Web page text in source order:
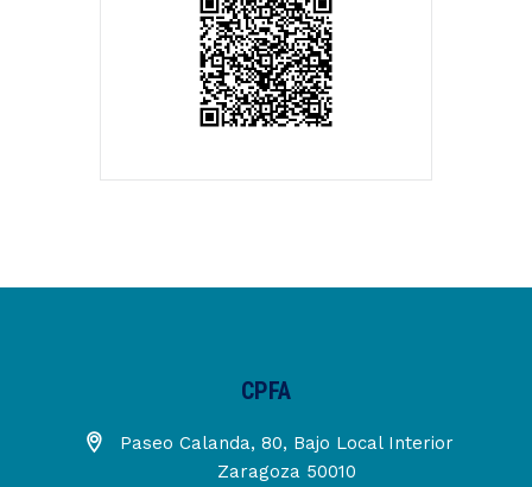
CPFA
Paseo Calanda, 80, Bajo Local Interior
Zaragoza 50010